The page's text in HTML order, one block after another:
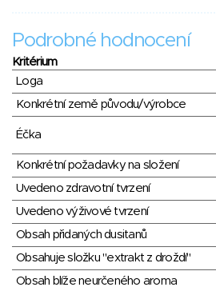
Podrobné hodnocení
Kritérium
Loga
Konkrétní země původu/výrobce
Éčka
Konkrétní požadavky na složení
Uvedeno zdravotní tvrzení
Uvedeno výživové tvrzení
Obsah přidaných dusitanů
Obsahuje složku "extrakt z droždí"
Obsah blíže neurčeného aroma